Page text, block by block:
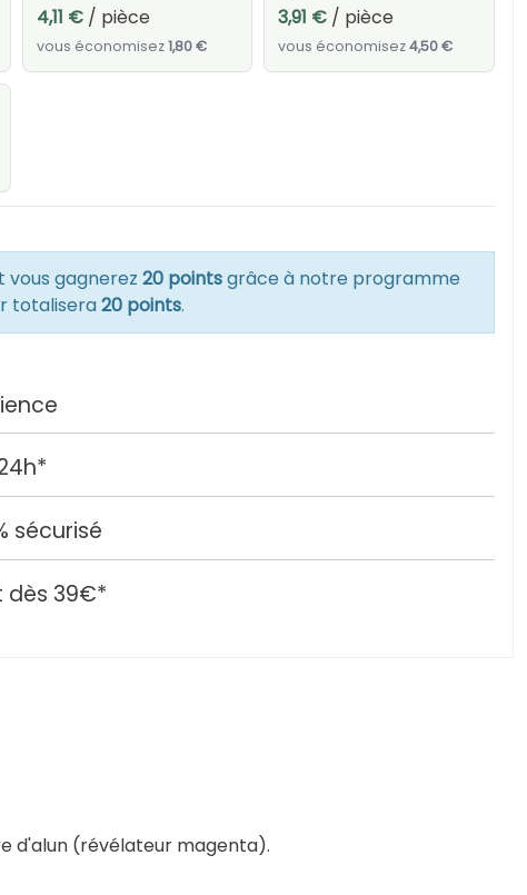
4,11 €/ pièce
vous économisez1,80 €
3,91 € / pièce
vous économisez4,50 €
vous gagnerez 20 pointsgrâce à notre programme
totalisera20 points.
sécurisé
dès 39€*
d'alun (révélateur magenta).